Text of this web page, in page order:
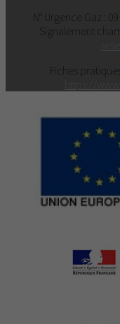
N° Urgence Gaz :
Signalement
Fiches